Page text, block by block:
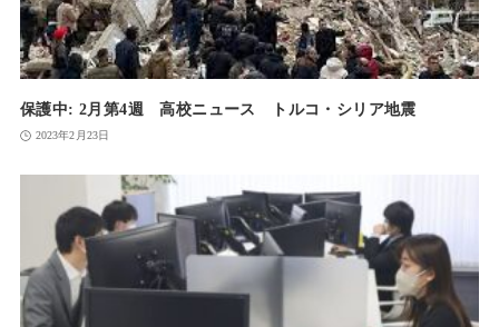
保護中: 2月第4週 高校ニュース トルコ・シリア地震
2023年2月23日